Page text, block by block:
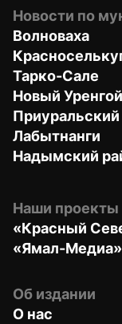
Новости по
Волноваха
Тарко-Сале
Новый Уренгой
Приуральский
Лабытнанги
Надымский
Наши проекты
«Красный
«Ямал-Медиа»
Об издании
О нас